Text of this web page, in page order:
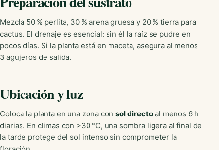
Mezcla 50 % perlita, 30 % arena gruesa y 20 % tierra para
cactus. El drenaje es esencial: sin él la raíz se pudre en
pocos días. Si la planta está en maceta, asegura al menos
3 agujeros de salida.
Ubicación y luz
Coloca la planta en una zona con sol directo al menos 6 h
diarias. En climas con >30 °C, una sombra ligera al final de
la tarde protege del sol intenso sin comprometer la